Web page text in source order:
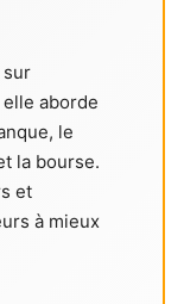
sur
aborde
le
la bourse.
et
à mieux